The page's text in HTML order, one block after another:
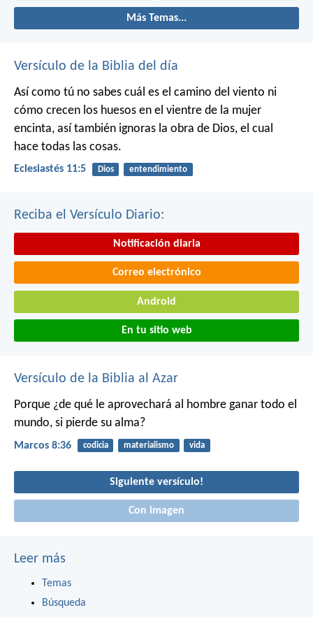
Más Temas...
Versículo de la Biblia del día
Así como tú no sabes cuál es el camino del viento ni
cómo crecen los huesos en el vientre de la mujer
encinta, así también ignoras la obra de Dios, el cual
hace todas las cosas.
Eclesiastés 11:5 Dios entendimiento
Reciba el Versículo Diario:
Notificación diaria
Correo electrónico
Android
En tu sitio web
Versículo de la Biblia al Azar
Porque ¿de qué le aprovechará al hombre ganar todo el
mundo, si pierde su alma?
Marcos 8:36 codicia materialismo vida
Siguiente versículo!
Con imagen
Leer más
Temas
Búsqueda